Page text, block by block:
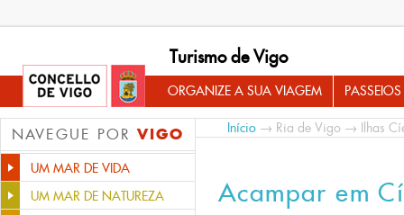
Turismo de Vigo
ORGANIZE A SUA VIAGEM
NAVEGUE POR VIGO
UM MAR DE VIDA
UM MAR DE NATUREZA
Início → Ria de Vigo → Ilhas
Acampar em